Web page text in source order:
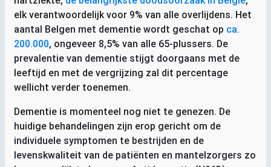
elk verantwoordelijk voor 9% van alle overlijdens. Het
aantal Belgen met dementie wordt geschat op ca.
200.000, ongeveer 8,5% van alle 65-plussers. De
prevalentie van dementie stijgt doorgaans met de
leeftijd en met de vergrijzing zal dit percentage
wellicht verder toenemen.
Dementie is momenteel nog niet te genezen. De
huidige behandelingen zijn erop gericht om de
individuele symptomen te bestrijden en de
levenskwaliteit van de patiënten en mantelzorgers zo